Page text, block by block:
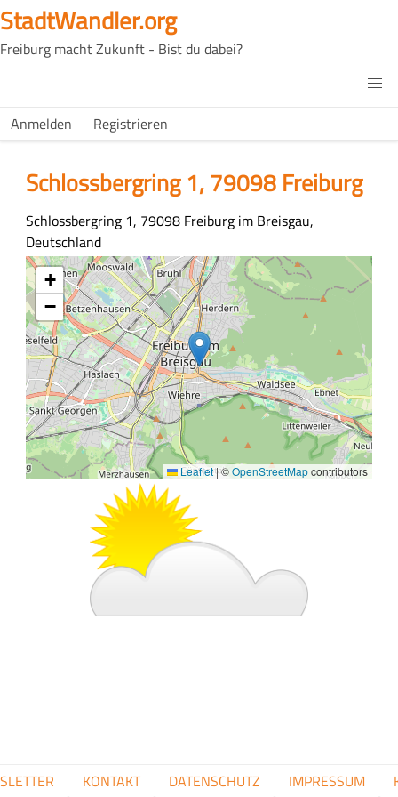
Direkt
zum
Inhalt
StadtWandler.org
Freiburg macht Zukunft - Bist du dabei?
Main
H4C
USER
Anmelden Registrieren
Schlossbergring 1, 79098 Freiburg
Adresse
Schlossbergring 1, 79098 Freiburg im Breisgau,
Deutschland
Koordinaten
+
−
Leaflet|©OpenStreetMapcontributors
FUSSZEILENMENÜKONTAKT DATENSCHUTZ IMPRESSUM